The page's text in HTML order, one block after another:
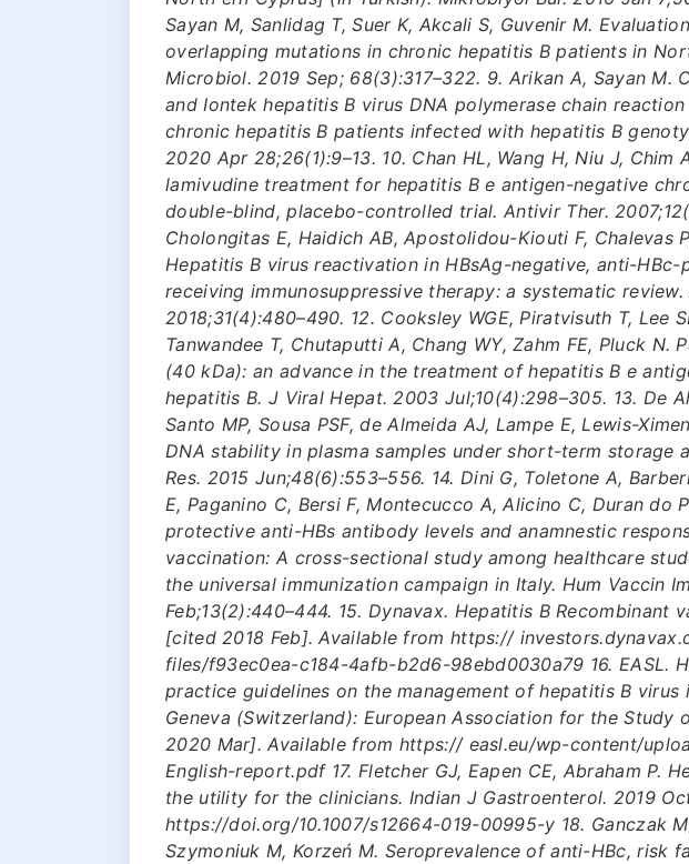
Sayan M, Sanlidag T, Suer K, Akcali S, Guvenir M.
overlapping mutations in chronic hepatitis B patients in
Microbiol. 2019 Sep; 68(3):317–322. 9. Arikan A, Sayan M.
and Iontek hepatitis B virus DNA polymerase chain
chronic hepatitis B patients infected with hepatitis B
2020 Apr 28;26(1):9–13. 10. Chan HL, Wang H, Niu J, Chim
lamivudine treatment for hepatitis B e antigen-negative
double-blind, placebo-controlled trial. Antivir Ther.
Cholongitas E, Haidich AB, Apostolidou-Kiouti F, Chalevas
Hepatitis B virus reactivation in HBsAg-negative, anti-
receiving immunosuppressive therapy: a systematic review.
2018;31(4):480–490. 12. Cooksley WGE, Piratvisuth T, Lee
Tanwandee T, Chutaputti A, Chang WY, Zahm FE, Pluck N.
(40 kDa): an advance in the treatment of hepatitis B e
hepatitis B. J Viral Hepat. 2003 Jul;10(4):298–305. 13. De
Santo MP, Sousa PSF, de Almeida AJ, Lampe E, Lewis-
DNA stability in plasma samples under short-term storage
Res. 2015 Jun;48(6):553–556. 14. Dini G, Toletone A,
E, Paganino C, Bersi F, Montecucco A, Alicino C, Duran do
protective anti-HBs antibody levels and anamnestic
vaccination: A cross-sectional study among healthcare
the universal immunization campaign in Italy. Hum Vaccin
Feb;13(2):440–444. 15. Dynavax. Hepatitis B Recombinant
[cited 2018 Feb]. Available from https://
files/f93ec0ea-c184-4afb-b2d6-98ebd0030a79 16. EASL.
practice guidelines on the management of hepatitis B
Geneva (Switzerland): European Association for the Study
2020 Mar]. Available from https:// easl.eu/wp-content/
English-report.pdf 17. Fletcher GJ, Eapen CE, Abraham P.
the utility for the clinicians. Indian J Gastroenterol. 2019
https://doi.org/10.1007/s12664-019-00995-y 18. Ganczak
Szymoniuk M, Korzeń M. Seroprevalence of anti-HBc, risk